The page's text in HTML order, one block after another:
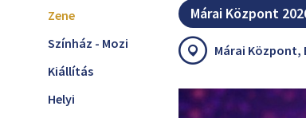
Zene
Színház - Mozi
Kiállítás
Helyi
Márai Központ
Márai Központ,